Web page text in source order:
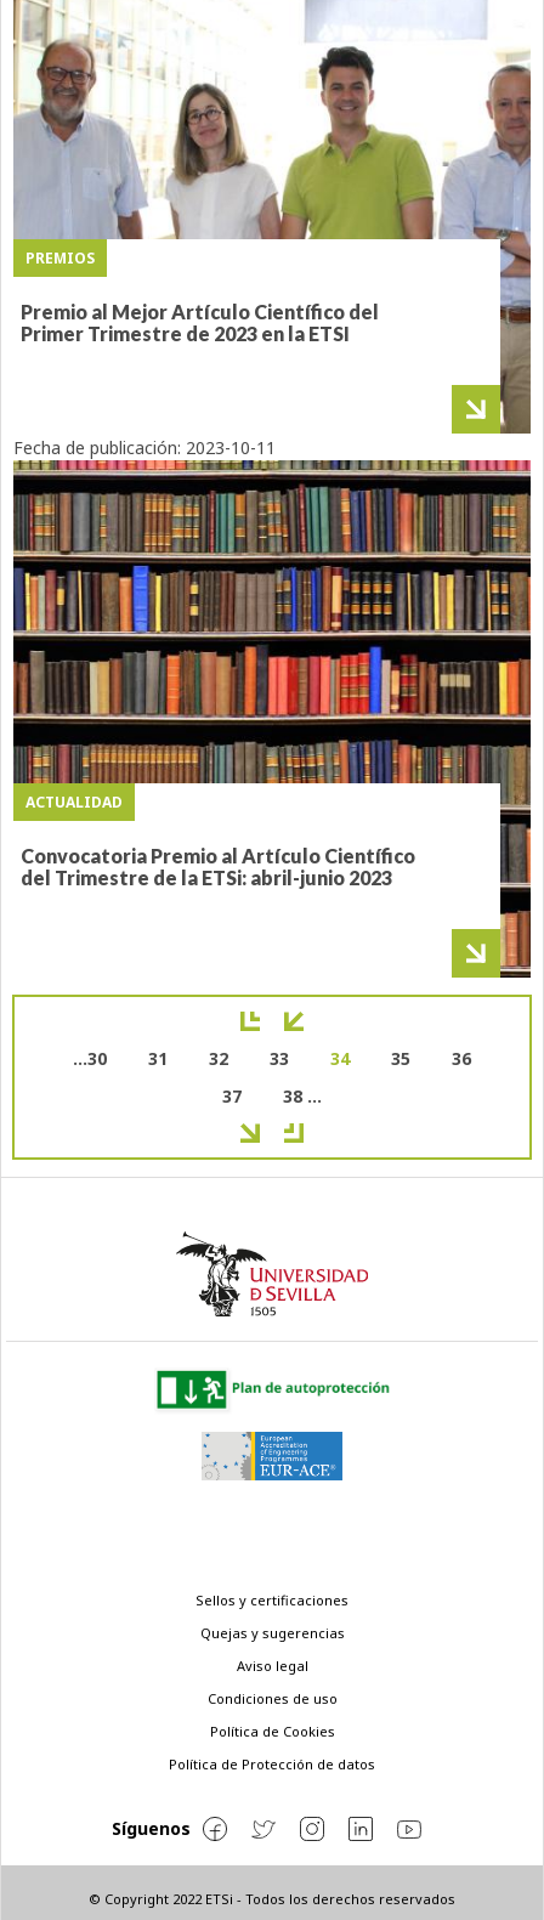
PREMIOS
Premio al Mejor Artículo Científico del
Primer Trimestre de 2023 en la ETSI
ACTUALIDAD
Convocatoria Premio al Artículo Científico
del Trimestre de la ETSi: abril-junio 2023
Fecha de publicación: 2023-10-11
Paginación
Page
…30 Page
31 Page
32 Page
33
Página
34 Page
35 Page
36
Page
37 Page
38 …
© Copyright 2022 ETSi - Todos los derechos reservados
Sellos y certificaciones
Quejas y sugerencias
Aviso legal
Condiciones de uso
Política de Cookies
Política de Protección de datos
Síguenos